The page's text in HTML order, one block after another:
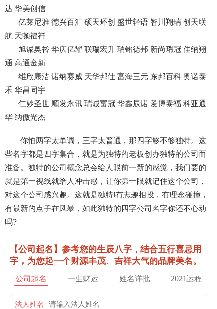
达 华美创信
亿莱尼雅 德兴百汇 硕天环创 盛世轻语 智川翔瑞 创天联
航 天顿福祥
旭诚奥裕 华庆亿耀 联瑞宏升 瑞铭德邦 新尚瑞冠 佳纳翔
通 高通金新
维欣康洁 诺纳赛威 天华邦仕 富海三元 东邦百科 奥诺泰
禾 华昌同宇
仁妙圣世 顺发永讯 瑞诚富冠 华鑫辰诺 爱博泰福 科亚通
华 纳傲光杰
你怕两字太单调，三字太普通，那四字够不够独特。这
些名字都是四字集合，就是为独特的老板创办独特的公司而
准备。独特的公司概念总会给人眼前一新的感觉，我们要的
就是第一视线就给人冲击感，让你第一眼就记住这个公司，
对这个公司感兴趣。这就是独特!有志趣相投，有理念碰撞，
有最新的点子在风暴，如此独特的四字公司名字你还不心动
吗?
【公司起名】参考您的生辰八字，结合五行喜忌用
字，为您起一个财源丰茂、吉祥大气的品牌美名。
公司起名 一生财运 姓名详批 2021运程
法人姓名